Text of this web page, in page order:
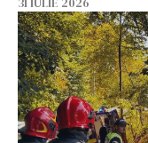
31 IULIE 2026